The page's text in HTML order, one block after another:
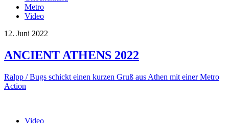
Metro
Video
12. Juni 2022
ANCIENT ATHENS 2022
Ralpp / Bugs schickt einen kurzen Gruß aus Athen mit einer Metro
Action
Video